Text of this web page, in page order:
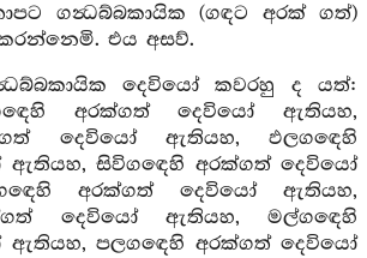
ගන්‍ධබ්බකායික (ගඳට අරක් ගත්)
එය අසව්.
දෙවියෝ කවරහු ද යත්:
අරක්ගත් දෙවියෝ ඇතියහ,
දෙවියෝ ඇතියහ, ඵලගඳෙහි
ඇතියහ, සිවිගඳෙහි අරක්ගත් දෙවියෝ
අරක්ගත් දෙවියෝ ඇතියහ,
දෙවියෝ ඇතියහ, මල්ගඳෙහි
ඇතියහ, පලගඳෙහි අරක්ගත් දෙවියෝ